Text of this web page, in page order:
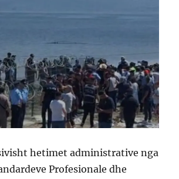
hetimet administrative nga
Profesionale dhe